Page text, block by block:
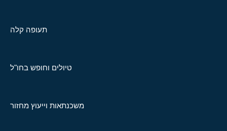
תעופה קלה
טיולים וחופש בחו"ל
משכנתאות וייעוץ מחזור